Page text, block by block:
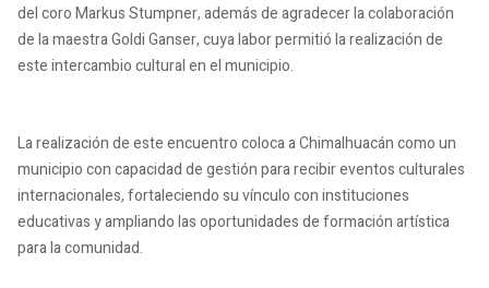
del coro Markus Stumpner, además de agradecer la colaboración
de la maestra Goldi Ganser, cuya labor permitió la realización de
este intercambio cultural en el municipio.
La realización de este encuentro coloca a Chimalhuacán como un
municipio con capacidad de gestión para recibir eventos culturales
internacionales, fortaleciendo su vínculo con instituciones
educativas y ampliando las oportunidades de formación artística
para la comunidad.